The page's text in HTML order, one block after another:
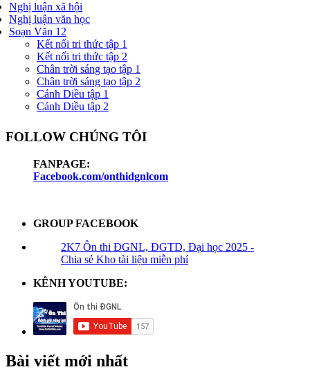
Nghị luận xã hội
Nghị luận văn học
Soạn Văn 12
Kết nối tri thức tập 1
Kết nối tri thức tập 2
Chân trời sáng tạo tập 1
Chân trời sáng tạo tập 2
Cánh Diều tập 1
Cánh Diều tập 2
FOLLOW CHÚNG TÔI
FANPAGE:
Facebook.com/onthidgnlcom
GROUP FACEBOOK
2K7 Ôn thi ĐGNL, ĐGTD, Đại học 2025 -
Chia sẻ Kho tài liệu miễn phí
KÊNH YOUTUBE:
Bài viết mới nhất